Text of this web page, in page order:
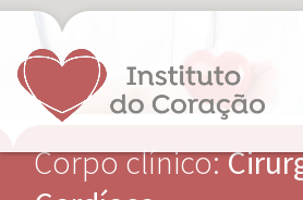
Corpo clínico: